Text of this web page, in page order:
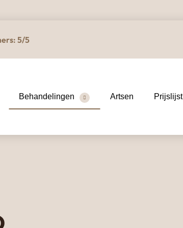
5/5
Behandelingen Artsen Prijslijst